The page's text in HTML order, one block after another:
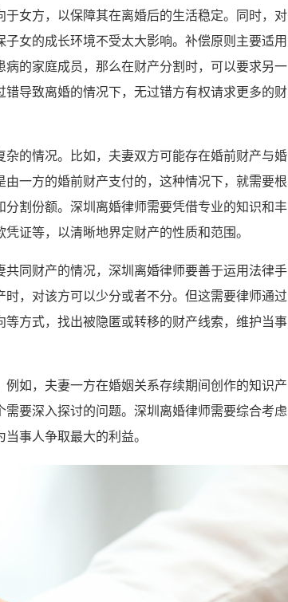
女方，以保障其在离婚后的生活稳定。同时，对
女的成长环境不受太大影响。补偿原则主要适用
的家庭成员，那么在财产分割时，可以要求另一
导致离婚的情况下，无过错方有权请求更多的财
的情况。比如，夫妻双方可能存在婚前财产与婚
一方的婚前财产支付的，这种情况下，就需要根
割份额。深圳离婚律师需要凭借专业的知识和丰
证等，以清晰地界定财产的性质和范围。
同财产的情况，深圳离婚律师要善于运用法律手
，对该方可以少分或者不分。但这需要律师通过
方式，找出被隐匿或转移的财产线索，维护当事
如，夫妻一方在婚姻关系存续期间创作的知识产
要深入探讨的问题。深圳离婚律师需要综合考虑
事人争取最大的利益。